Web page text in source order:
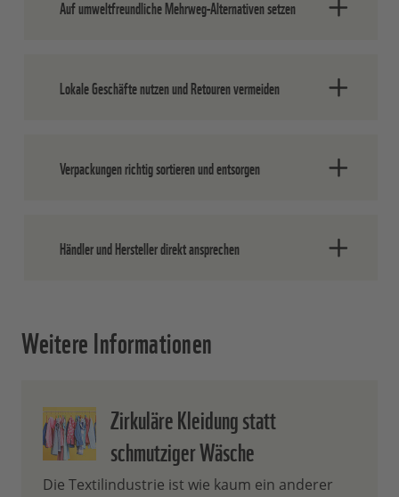
und Verpackungen weglassen – durch
leisten.
Auf umweltfreundliche Mehrweg-Alternativen setzen
ökologisch sinnvoll sind und oft
damit sie gespült und direkt wieder
genutzt werden können.
Lokale Geschäfte nutzen und Retouren vermeiden
die Ecke und vermeiden Sie unnötige
schon eine Mehrweg-Variante angeboten.
Einfach ausprobieren.
Verpackungen richtig sortieren und entsorgen
sorgfältig – in ihre Bestandteile – und
Händler und Hersteller direkt ansprechen
Verpackungen auffallen, sprechen Sie
einfach direkt die Händler oder Hersteller
Weitere Informationen
Zirkuläre Kleidung statt
schmutziger Wäsche
Die Textilindustrie ist wie kaum ein anderer